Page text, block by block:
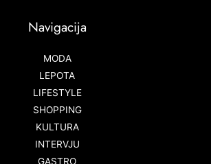
Navigacija
MODA
LEPOTA
LIFESTYLE
SHOPPING
KULTURA
INTERVJU
GASTRO